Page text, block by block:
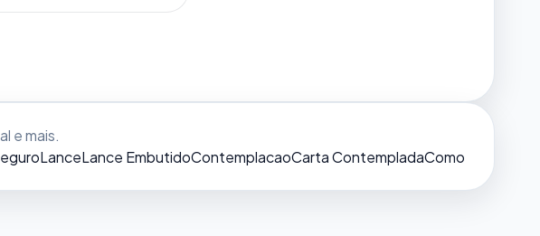
e mais.
LanceLance EmbutidoContemplacaoCarta ContempladaComo